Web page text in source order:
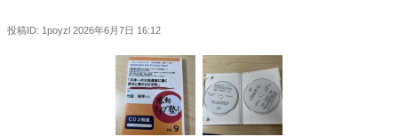
投稿ID: 1poyzl 2026年6月7日 16:12